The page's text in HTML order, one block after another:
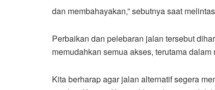
dan membahayakan,” sebutnya saat
Perbaikan dan pelebaran jalan tersebut
memudahkan semua akses, terutama
Kita berharap agar jalan alternatif segera